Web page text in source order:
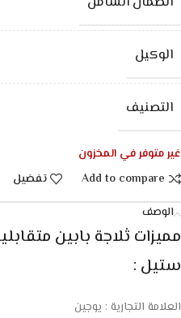
الوكيل
التصنيف
غير متوفر في المخزون
Add to compare
تفضيل
الوصف
ستيل :
العلامة التجارية : يوجين